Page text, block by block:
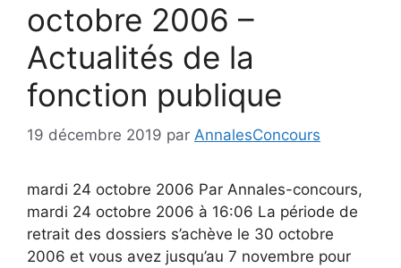
octobre 2006 –
Actualités de la
fonction publique
19 décembre 2019 par AnnalesConcours
mardi 24 octobre 2006 Par Annales-concours,
mardi 24 octobre 2006 à 16:06 La période de
retrait des dossiers s’achève le 30 octobre
2006 et vous avez jusqu’au 7 novembre pour